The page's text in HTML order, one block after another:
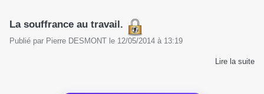
La souffrance au travail.
Publié par Pierre DESMONT le 12/05/2014 à 13:19
Lire la suite